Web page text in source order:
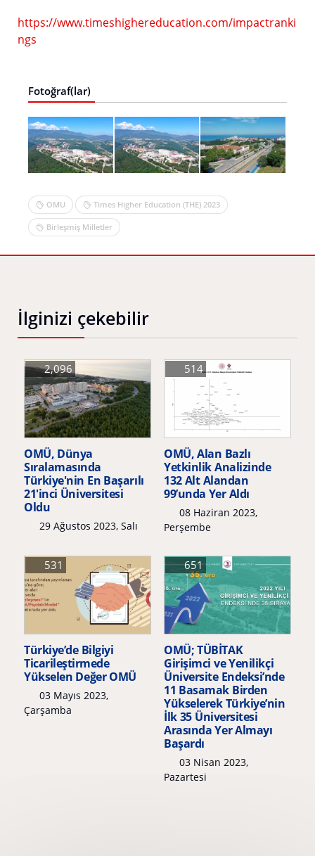
https://www.timeshighereducation.com/impactranki
ngs
Fotoğraf(lar)
OMU Times Higher Education (THE) 2023
Birleşmiş Milletler
İlginizi çekebilir
OMÜ, Dünya
Sıralamasında
Türkiye'nin En Başarılı
21'inci Üniversitesi
Oldu
29 Ağustos 2023, Salı
2,096
OMÜ, Alan Bazlı
Yetkinlik Analizinde
132 Alt Alandan
99’unda Yer Aldı
08 Haziran 2023,
Perşembe
514
Türkiye’de Bilgiyi
Ticarileştirmede
Yükselen Değer OMÜ
03 Mayıs 2023,
Çarşamba
531
OMÜ; TÜBİTAK
Girişimci ve Yenilikçi
Üniversite Endeksi’nde
11 Basamak Birden
Yükselerek Türkiye’nin
İlk 35 Üniversitesi
Arasında Yer Almayı
Başardı
03 Nisan 2023,
Pazartesi
651